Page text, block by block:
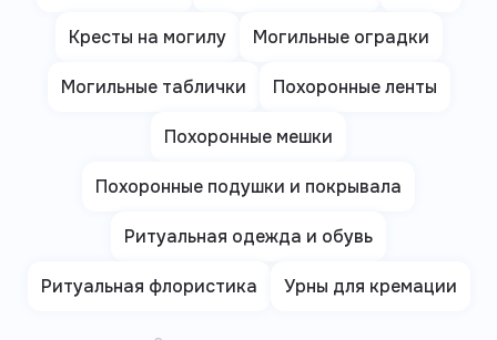
Кресты на могилу Могильные оградки
Могильные таблички Похоронные ленты
Похоронные мешки
Похоронные подушки и покрывала
Ритуальная одежда и обувь
Ритуальная флористика Урны для кремации